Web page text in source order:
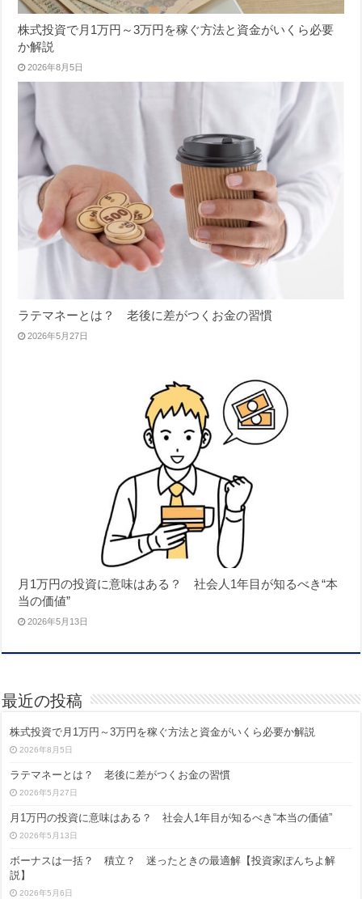
株式投資で月1万円～3万円を稼ぐ方法と資金がいくら必要
か解説
2026年8月5日
ラテマネーとは？ 老後に差がつくお金の習慣
2026年5月27日
月1万円の投資に意味はある？ 社会人1年目が知るべき“本
当の価値”
2026年5月13日
最近の投稿
株式投資で月1万円～3万円を稼ぐ方法と資金がいくら必要か解説
2026年8月5日
ラテマネーとは？ 老後に差がつくお金の習慣
2026年5月27日
月1万円の投資に意味はある？ 社会人1年目が知るべき“本当の価値”
2026年5月13日
ボーナスは一括？ 積立？ 迷ったときの最適解【投資家ぽんちよ解
説】
2026年5月6日